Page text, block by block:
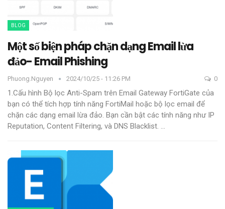
BLOG
Một số biện pháp chặn dạng Email lừa
đảo- Email Phishing
Phuong.nguyen 2024/10/25 - 11:26 PM 0
1.Cấu hình Bộ lọc Anti-Spam trên Email Gateway FortiGate của
bạn có thể tích hợp tính năng FortiMail hoặc bộ lọc email để
chặn các dạng email lừa đảo. Bạn cần bật các tính năng như IP
Reputation, Content Filtering, và DNS Blacklist. …